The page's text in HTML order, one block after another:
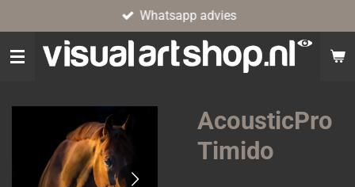
direct
naar
Whatsapp advies
AcousticPro
Timido